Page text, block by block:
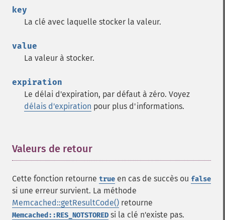
key
La clé avec laquelle stocker la valeur.
value
La valeur à stocker.
expiration
Le délai d'expiration, par défaut à zéro. Voyez
délais d'expiration pour plus d'informations.
Valeurs de retour
Cette fonction retourne true en cas de succès ou false
si une erreur survient. La méthode
Memcached::getResultCode() retourne
Memcached::RES_NOTSTORED si la clé n'existe pas.